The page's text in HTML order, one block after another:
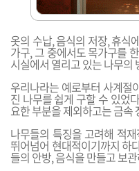
옷의 수납, 음식의 저장, 휴식
가구, 그 중에서도 목가구를
시실에서 열리고 있는 나무의
우리나라는 예로부터 사계절
진 나무를 쉽게 구할 수 있었
요한 부분을 제외하고는 금속
나무들의 특징을 고려해 적
뛰어넘어 현대적이기까지 하
들의 안방, 음식을 만들고 보